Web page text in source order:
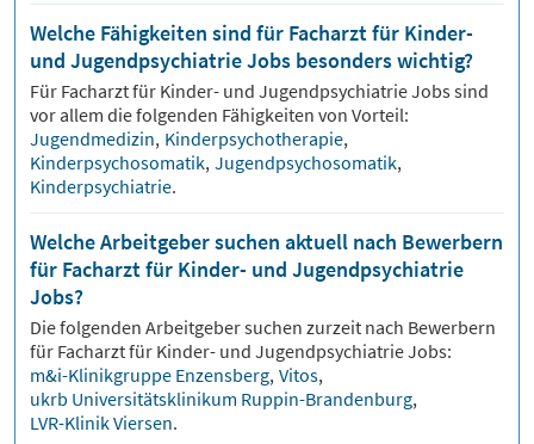
Welche Fähigkeiten sind für Facharzt für Kinder-
und Jugendpsychiatrie Jobs besonders wichtig?
Für Facharzt für Kinder- und JugendpsychiatrieJobs sind
vor allem die folgenden Fähigkeiten von Vorteil:
Jugendmedizin, Kinderpsychotherapie,
Kinderpsychosomatik, Jugendpsychosomatik,
Kinderpsychiatrie.
Welche Arbeitgeber suchen aktuell nach Bewerbern
für Facharzt für Kinder- und Jugendpsychiatrie
Jobs?
Die folgenden Arbeitgeber suchen zurzeit nach Bewerbern
für Facharzt für Kinder- und JugendpsychiatrieJobs:
m&i-Klinikgruppe Enzensberg, Vitos,
ukrb Universitätsklinikum Ruppin-Brandenburg,
LVR-Klinik Viersen.